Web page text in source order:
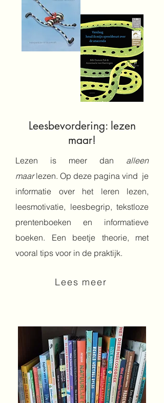
Leesbevordering: lezen
maar!
Lezen is meer dan alleen
maarlezen. Op deze pagina vind je
informatie over het leren lezen,
leesmotivatie, leesbegrip, tekstloze
prentenboeken en informatieve
boeken. Een beetje theorie, met
vooral tips voor in de praktijk.
Lees meer